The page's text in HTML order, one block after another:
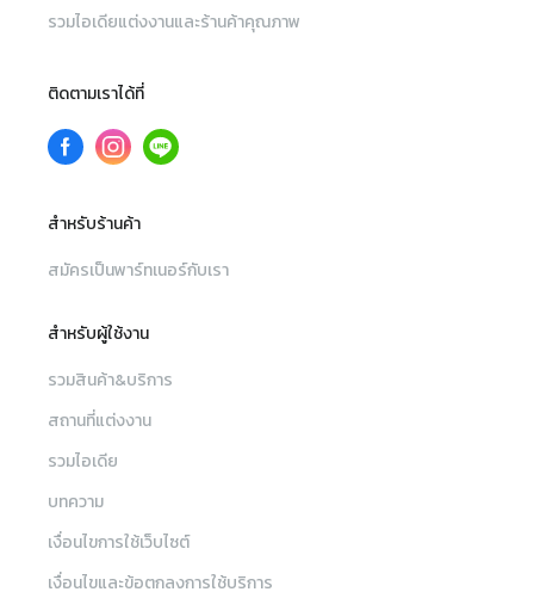
รวมไอเดียแต่งงานและร้านค้าคุณภาพ
ติดตามเราได้ที่
สำหรับร้านค้า
สมัครเป็นพาร์ทเนอร์กับเรา
สำหรับผู้ใช้งาน
รวมสินค้า&บริการ
สถานที่แต่งงาน
รวมไอเดีย
บทความ
เงื่อนไขการใช้เว็บไซต์
เงื่อนไขและข้อตกลงการใช้บริการ